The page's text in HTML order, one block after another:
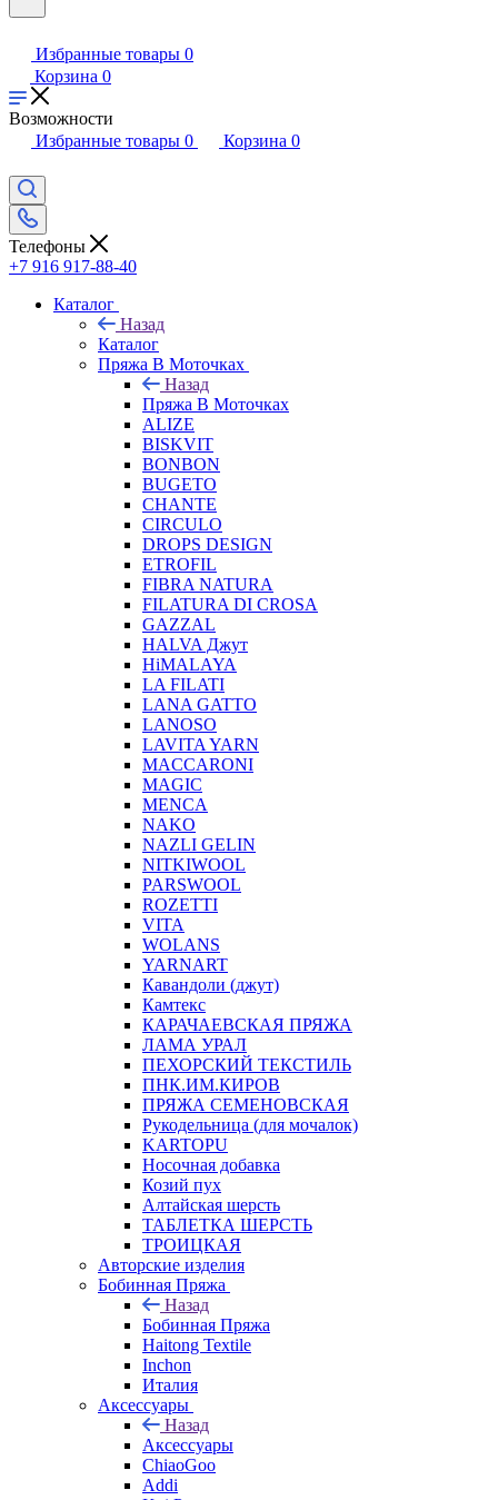
Избранные товары 0
Корзина 0
Возможности
Избранные товары 0 Корзина 0
Телефоны
+7 916 917-88-40
Каталог
Назад
Каталог
Пряжа В Моточках
Назад
Пряжа В Моточках
ALIZE
BISKVIT
BONBON
BUGETO
CHANTE
CIRCULO
DROPS DESIGN
ETROFIL
FIBRA NATURA
FILATURA DI CROSA
GAZZAL
HALVA Джут
HiMALAYA
LA FILATI
LANA GATTO
LANOSO
LAVITA YARN
MACCARONI
MAGIC
MENCA
NAKO
NAZLI GELIN
NITKIWOOL
PARSWOOL
ROZETTI
VITA
WOLANS
YARNART
Кавандоли (джут)
Камтекс
КАРАЧАЕВСКАЯ ПРЯЖА
ЛАМА УРАЛ
ПЕХОРСКИЙ ТЕКСТИЛЬ
ПНК.ИМ.КИРОВ
ПРЯЖА СЕМЕНОВСКАЯ
Рукодельница (для мочалок)
KARTOPU
Носочная добавка
Козий пух
Алтайская шерсть
ТАБЛЕTКА ШЕРСТЬ
ТРОИЦКАЯ
Авторские изделия
Бобинная Пряжа
Назад
Бобинная Пряжа
Haitong Textilе
Inchon
Италия
Аксессуары
Назад
Аксессуары
ChiaoGoo
Addi